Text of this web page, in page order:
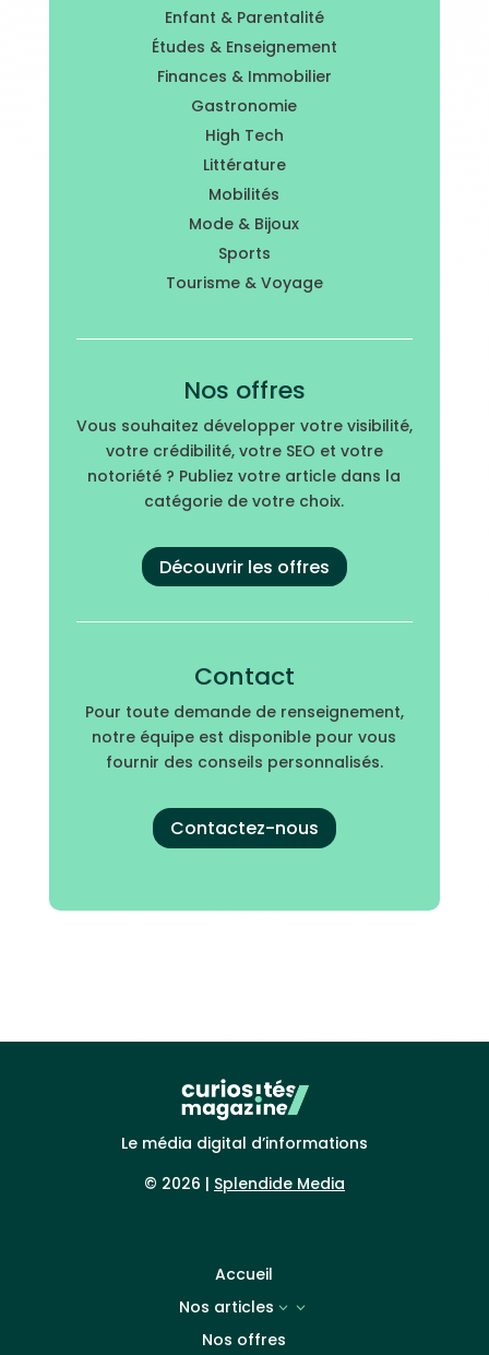
Enfant & Parentalité
Études & Enseignement
Finances & Immobilier
Gastronomie
High Tech
Littérature
Mobilités
Mode & Bijoux
Sports
Tourisme & Voyage
Nos offres
Vous souhaitez développer votre visibilité,
votre crédibilité, votre SEO et votre
notoriété ? Publiez votre article dans la
catégorie de votre choix.
Découvrir les offres
Contact
Pour toute demande de renseignement,
notre équipe est disponible pour vous
fournir des conseils personnalisés.
Contactez-nous
Le média digital d’informations
© 2026 | Splendide Media
Accueil
Nos articles
3
Nos offres